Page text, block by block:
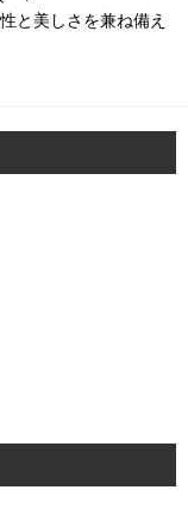
と美しさを兼ね備え